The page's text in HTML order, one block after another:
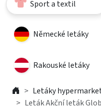
Sport a textil
Německé letáky
Rakouské letáky
Letáky
Leták Akční leták